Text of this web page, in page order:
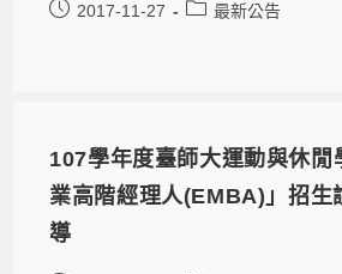
2017-11-27 最新公告
107學年度臺師大運動與休閒
業高階經理人(EMBA)」招生
導